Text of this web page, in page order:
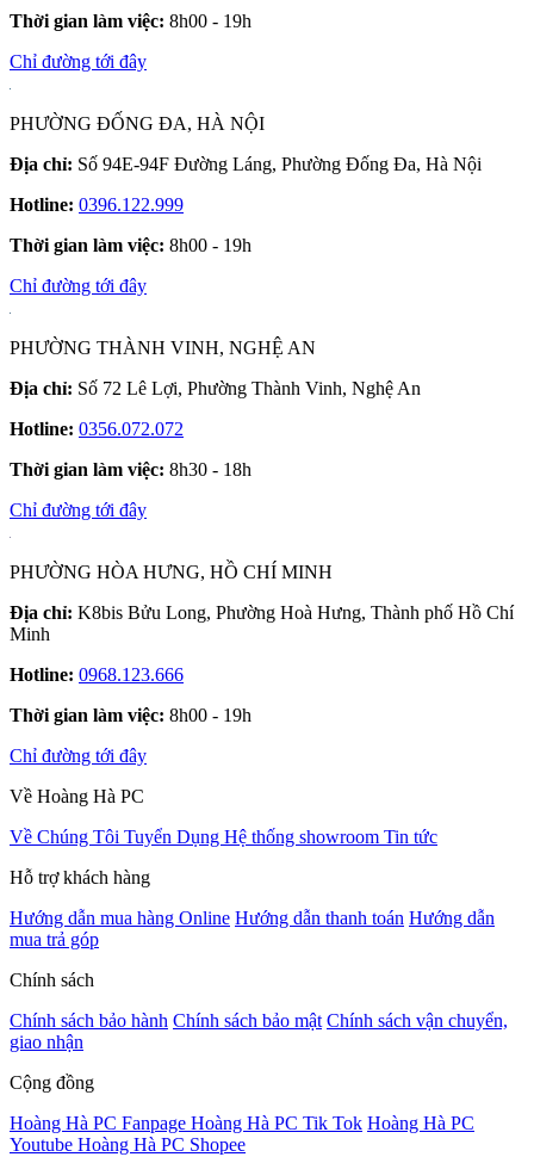
Thời gian làm việc: 8h00 - 19h
Chỉ đường tới đây
PHƯỜNG ĐỐNG ĐA, HÀ NỘI
Địa chỉ: Số 94E-94F Đường Láng, Phường Đống Đa, Hà Nội
Hotline: 0396.122.999
Thời gian làm việc: 8h00 - 19h
Chỉ đường tới đây
PHƯỜNG THÀNH VINH, NGHỆ AN
Địa chỉ: Số 72 Lê Lợi, Phường Thành Vinh, Nghệ An
Hotline: 0356.072.072
Thời gian làm việc: 8h30 - 18h
Chỉ đường tới đây
PHƯỜNG HÒA HƯNG, HỒ CHÍ MINH
Địa chỉ: K8bis Bửu Long, Phường Hoà Hưng, Thành phố Hồ Chí
Minh
Hotline: 0968.123.666
Thời gian làm việc: 8h00 - 19h
Chỉ đường tới đây
Về Hoàng Hà PC
Về Chúng Tôi Tuyển Dụng Hệ thống showroom Tin tức
Hỗ trợ khách hàng
Hướng dẫn mua hàng Online Hướng dẫn thanh toán Hướng dẫn
mua trả góp
Chính sách
Chính sách bảo hành Chính sách bảo mật Chính sách vận chuyển,
giao nhận
Cộng đồng
Hoàng Hà PC Fanpage Hoàng Hà PC Tik Tok Hoàng Hà PC
Youtube Hoàng Hà PC Shopee